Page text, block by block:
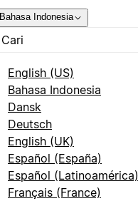
Bahasa Indonesia
English (US)
Bahasa Indonesia
Dansk
Deutsch
English (UK)
Español (España)
Español (Latinoamérica)
Français (France)